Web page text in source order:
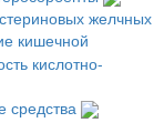
желчных
кишечной
кислотно-
средства